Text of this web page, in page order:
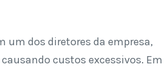
um dos diretores da empresa,
custos excessivos. Em